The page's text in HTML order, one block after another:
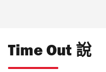
Time Out 說